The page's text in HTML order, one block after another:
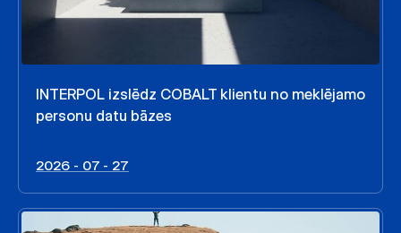
INTERPOL izslēdz COBALT klientu no meklējamo
personu datu bāzes
2026 - 07 - 27